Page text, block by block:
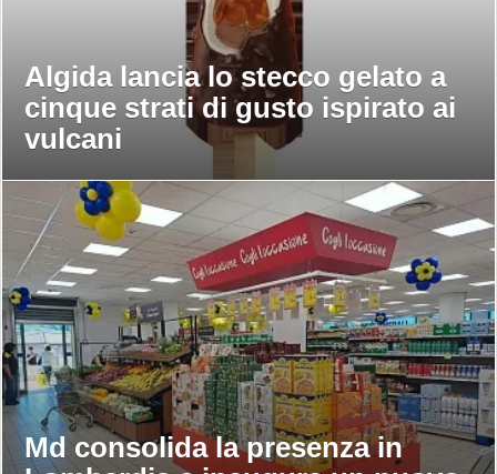
Algida lancia lo stecco gelato a
cinque strati di gusto ispirato ai
vulcani
Md consolida la presenza in